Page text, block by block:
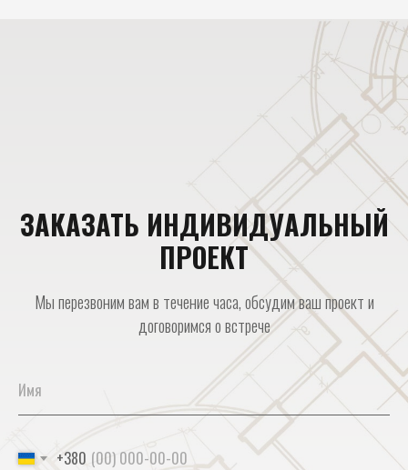
ЗАКАЗАТЬ ИНДИВИДУАЛЬНЫЙ
ПРОЕКТ
Мы перезвоним вам в течение часа, обсудим ваш проект и
договоримся о встрече
+380